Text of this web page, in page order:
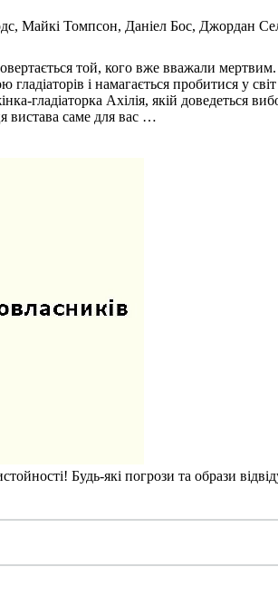
Майкі Томпсон, Даніел Бос, Джордан
той, кого вже вважали
і намагається пробитися у
гладіаторка Ахілія, якій доведеться
вистава саме для вас …
Будь-які погрози та образи